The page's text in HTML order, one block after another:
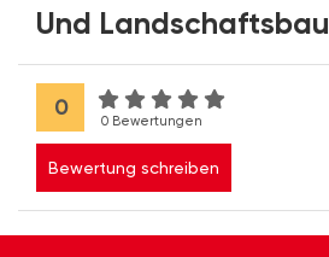
Und Landschaftsbau
0
0 Bewertungen
Bewertung schreiben